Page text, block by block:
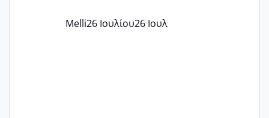
Εγώ πήγα σε έναν ιδιωτικό παιδικό στ
Melli26 Ιουλίου26 Ιουλ